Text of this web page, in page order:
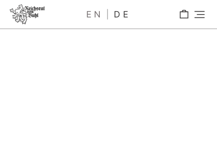
EN DE